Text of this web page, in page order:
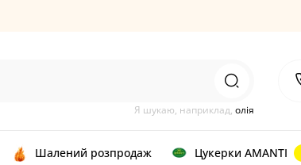
Я шукаю, наприклад, олія
Шалений розпродаж Цукерки AMANTI